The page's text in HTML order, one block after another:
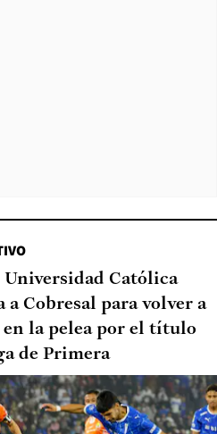
Universidad Católica
a Cobresal para volver a
en la pelea por el título
de Primera